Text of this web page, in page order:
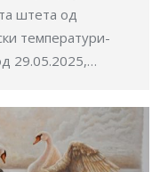
штета од
температури-
29.05.2025,…